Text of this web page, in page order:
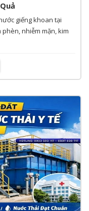
giếng khoan tại
nhiễm mặn, kim